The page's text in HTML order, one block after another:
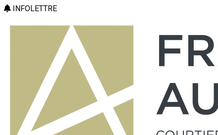
INFOLETTRE